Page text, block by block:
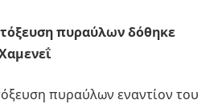
πυραύλων δόθηκε
πυραύλων εναντίον του